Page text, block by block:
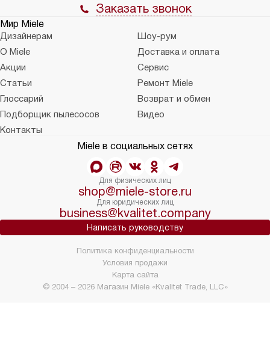
Заказать звонок
Мир Miele
Дизайнерам
Шоу-рум
О Miele
Доставка и оплата
Акции
Сервис
Статьи
Ремонт Miele
Глоссарий
Возврат и обмен
Подборщик пылесосов
Видео
Контакты
Miele в социальных сетях
Для физических лиц
shop@miele-store.ru
Для юридических лиц
business@kvalitet.company
Написать руководству
© 2004 – 2026 Магазин Miele «Kvalitet Trade, LLC»
Политика конфиденциальности
Условия продажи
Карта сайта